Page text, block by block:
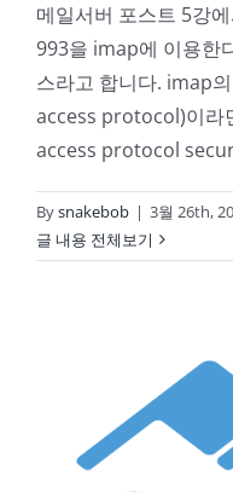
메일서버 포스트 5강
993을 imap에 이용한
스라고 합니다. imap
access protocol)이
access protocol
Bysnakebob | 3월 26th,
글 내용 전체보기